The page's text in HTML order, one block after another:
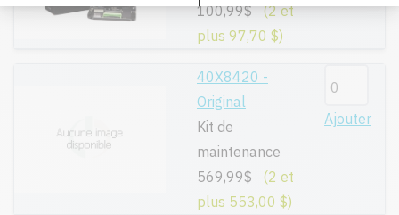
100,99$ (2 et
plus 97,70 $)
40X8420 -
Original
Kit de
maintenance
569,99$
(2 et
plus 553,00 $)
Ajouter